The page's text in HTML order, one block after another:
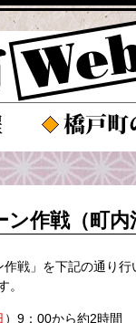
ン作戦（町
戦」を下記の通り
。
）9：00から約2時間